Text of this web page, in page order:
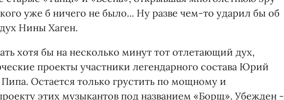
уже б ничего не было... Ну разве чем-то ударил бы об
Нины Хаген.
хотя бы на несколько минут тот отлетающий дух,
проекты участники легендарного состава Юрий
Остается только грустить по мощному и
этих музыкантов под названием «Борщ». Убежден -